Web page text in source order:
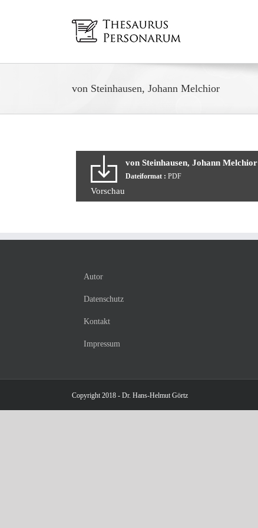
von Steinhausen, Johann Melchior
von Steinhausen, Johann Melchior
Dateiformat : PDF
Vorschau
Autor
Datenschutz
Kontakt
Impressum
Copyright 2018 - Dr. Hans-Helmut Görtz